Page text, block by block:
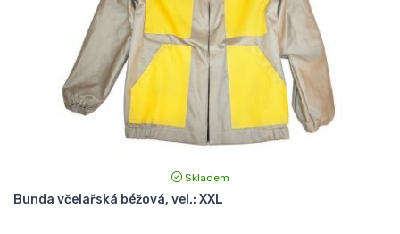
Skladem
Bunda včelařská béžová, vel.: XXL